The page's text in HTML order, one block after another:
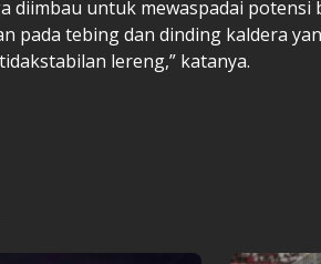
diimbau untuk mewaspadai potensi
pada tebing dan dinding kaldera
lereng,” katanya.